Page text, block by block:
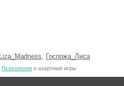
Liza_Madness, Госпожа_Лиса
Психология » азартные игры